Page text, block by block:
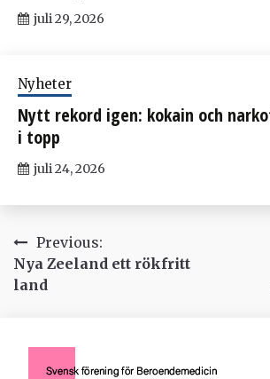
juli 29, 2026
Nyheter
Nytt rekord igen: kokain och
i topp
juli 24, 2026
Inläggsnavigering
Previous:
Nya Zeeland ett rökfritt
land